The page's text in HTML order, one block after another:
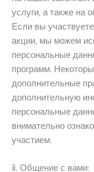
услуги, а также на
Если вы
акции, мы можем
персональные
программ.
дополнительные
дополнительную
персональные
внимательно
участием.
ⅱ. Общение с вами: